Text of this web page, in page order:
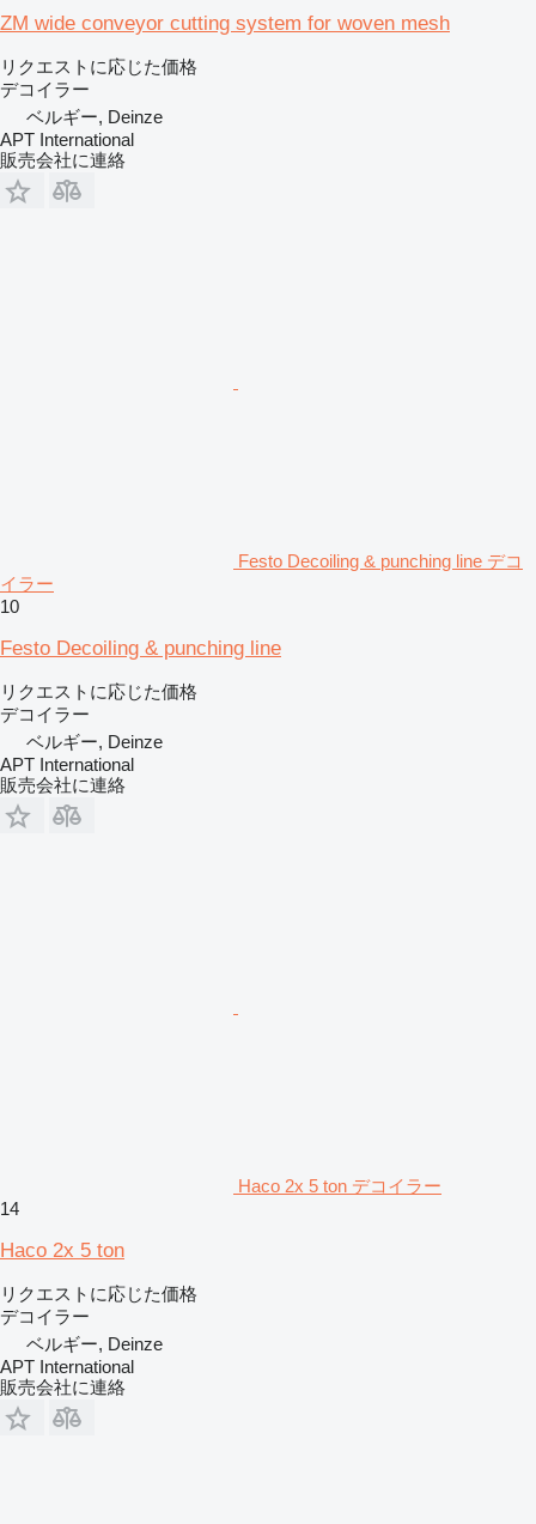
ZM wide conveyor cutting system for woven mesh
リクエストに応じた価格
デコイラー
ベルギー, Deinze
APT International
販売会社に連絡
Festo Decoiling & punching line デコ
イラー
10
Festo Decoiling & punching line
リクエストに応じた価格
デコイラー
ベルギー, Deinze
APT International
販売会社に連絡
Haco 2x 5 ton デコイラー
14
Haco 2x 5 ton
リクエストに応じた価格
デコイラー
ベルギー, Deinze
APT International
販売会社に連絡